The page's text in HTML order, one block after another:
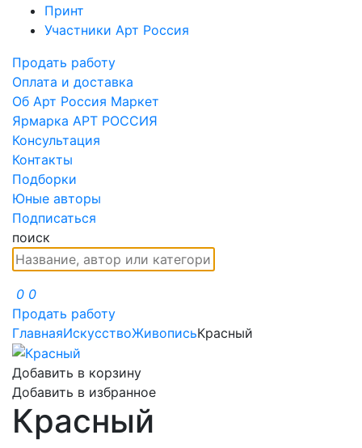
Принт
Участники Арт Россия
Продать работу
Оплата и доставка
Об Арт Россия Маркет
Ярмарка АРТ РОССИЯ
Консультация
Контакты
Подборки
Юные авторы
Подписаться
поиск
0 0
Продать работу
ГлавнаяИскусствоЖивописьКрасный
Добавить в корзину
Добавить в избранное
Красный